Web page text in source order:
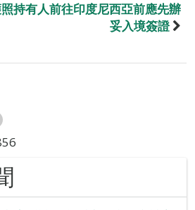
持有人前往印度尼西亞前應先辦
妥入境簽證